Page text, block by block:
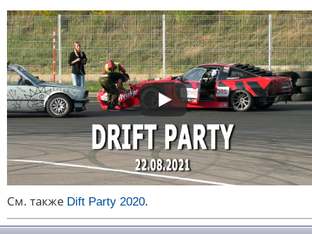
См. также Dift Party 2020.